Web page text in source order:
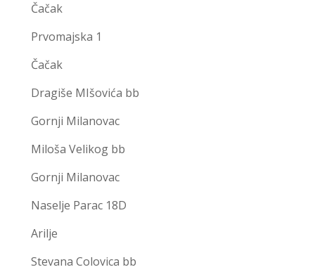
Čačak
Prvomajska 1
Čačak
Dragiše MIšovića bb
Gornji Milanovac
Miloša Velikog bb
Gornji Milanovac
Naselje Parac 18D
Arilje
Stevana Colovica bb